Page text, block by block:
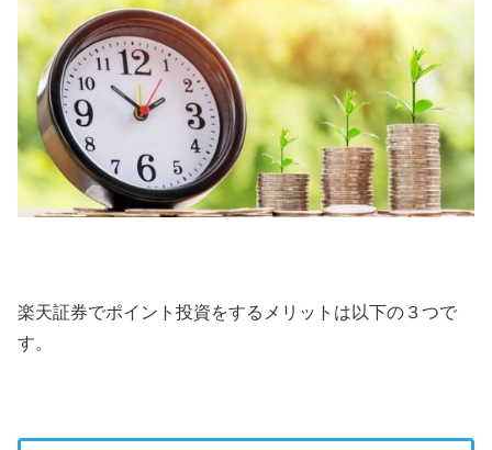
楽天証券でポイント投資をするメリットは以下の３つで
す。